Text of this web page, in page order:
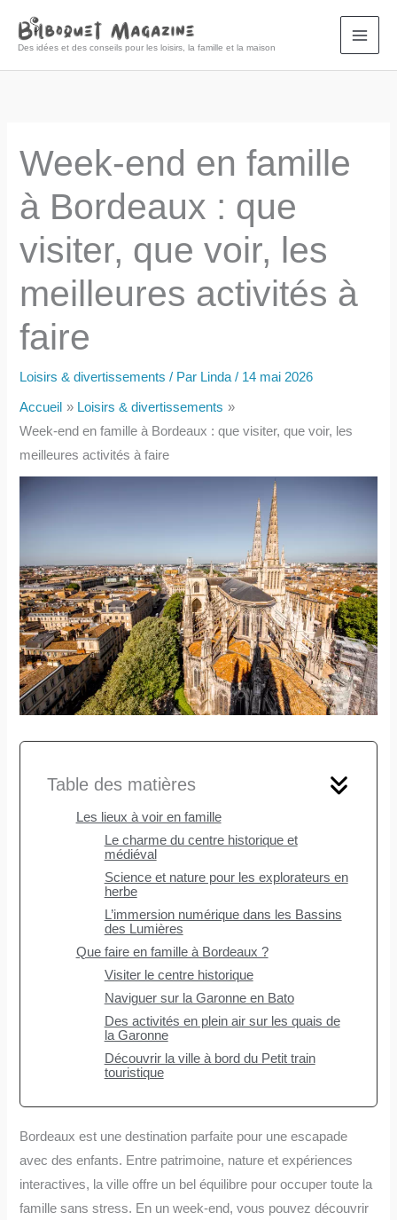
Des idées et des conseils pour les loisirs, la famille et la maison
Week-end en famille
à Bordeaux : que
visiter, que voir, les
meilleures activités à
faire
Loisirs & divertissements / Par Linda/ 14 mai 2026
Accueil
Loisirs & divertissements
Week-end en famille à Bordeaux : que visiter, que voir, les
meilleures activités à faire
Table des matières
Les lieux à voir en famille
Le charme du centre historique et
médiéval
Science et nature pour les explorateurs en
herbe
L’immersion numérique dans les Bassins
des Lumières
Que faire en famille à Bordeaux ?
Visiter le centre historique
Naviguer sur la Garonne en Bato
Des activités en plein air sur les quais de
la Garonne
Découvrir la ville à bord du Petit train
touristique
Bordeaux est une destination parfaite pour une escapade
avec des enfants. Entre patrimoine, nature et expériences
interactives, la ville offre un bel équilibre pour occuper toute la
famille sans stress. En un week-end, vous pouvez découvrir